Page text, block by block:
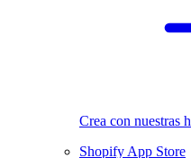
Crea con nuestras
Shopify App Store